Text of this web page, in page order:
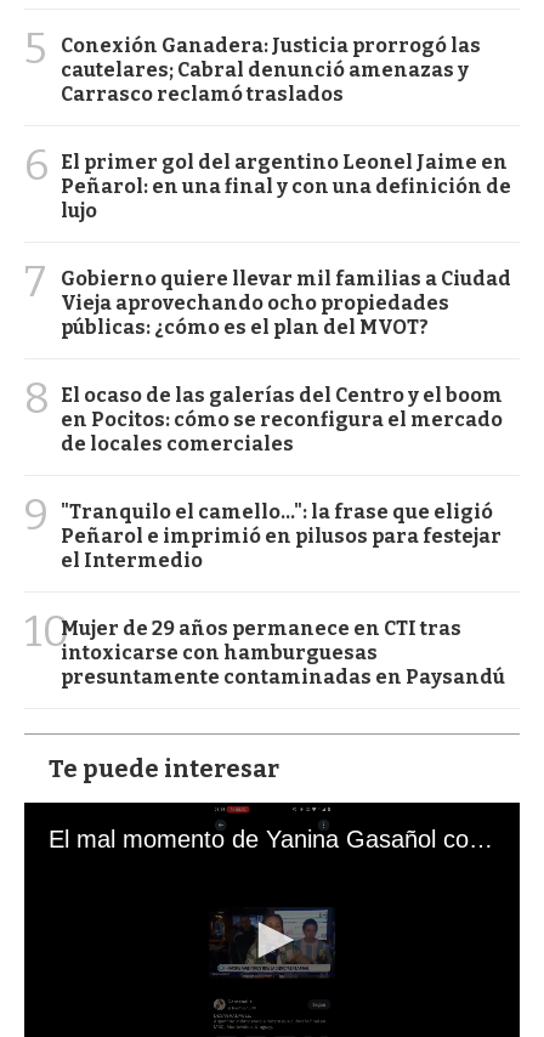
5
Conexión Ganadera: Justicia prorrogó las
cautelares; Cabral denunció amenazas y
Carrasco reclamó traslados
6
El primer gol del argentino Leonel Jaime en
Peñarol: en una final y con una definición de
lujo
7
Gobierno quiere llevar mil familias a Ciudad
Vieja aprovechando ocho propiedades
públicas: ¿cómo es el plan del MVOT?
8
El ocaso de las galerías del Centro y el boom
en Pocitos: cómo se reconfigura el mercado
de locales comerciales
9
"Tranquilo el camello...": la frase que eligió
Peñarol e imprimió en pilusos para festejar
el Intermedio
10Mujer de 29 años permanece en CTI tras
intoxicarse con hamburguesas
presuntamente contaminadas en Paysandú
Te puede interesar
El mal momento de Yanina Gasañol con un hincha argentino en "Subrayado"